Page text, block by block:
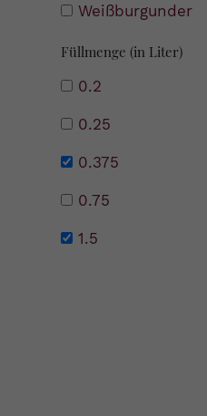
Weißburgunder
Füllmenge (in Liter)
0.2
0.25
0.375
0.75
1.5